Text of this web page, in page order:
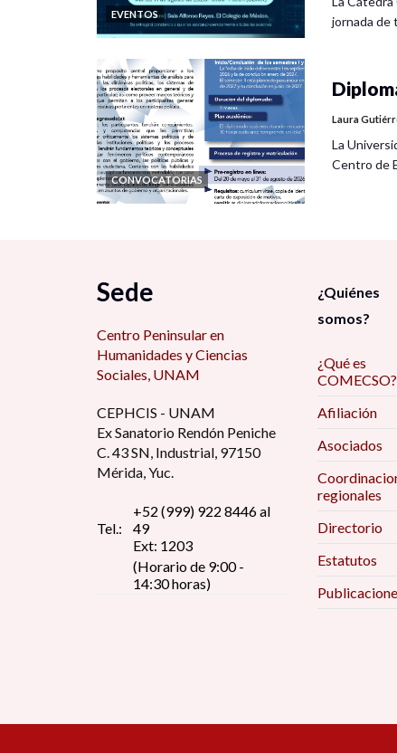
EVENTOS
jornada de
CONVOCATORIAS
Laura
La
Centro de
Sede
Centro Peninsular en
Humanidades y Ciencias
Sociales, UNAM
CEPHCIS - UNAM
Ex Sanatorio Rendón Peniche
C. 43 SN, Industrial, 97150
Mérida, Yuc.
Tel.:
+52 (999) 922 8446 al
49
Ext: 1203
(Horario de 9:00 -
14:30 horas)
¿Quiénes
somos?
¿Qué es
COMECSO?
Afiliación
Asociados
regionales
Directorio
Estatutos